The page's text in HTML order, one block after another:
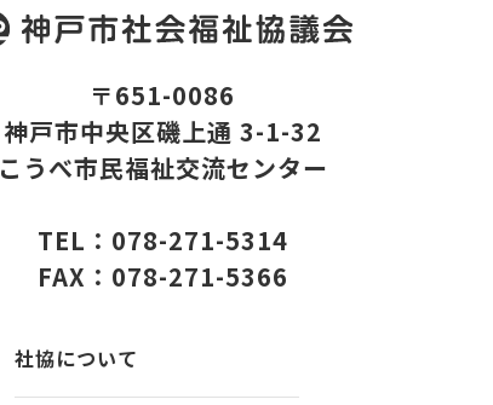
〒651-0086
神戸市中央区磯上通 3-1-32
こうべ市民福祉交流センター
TEL：078-271-5314
FAX：078-271-5366
社協について